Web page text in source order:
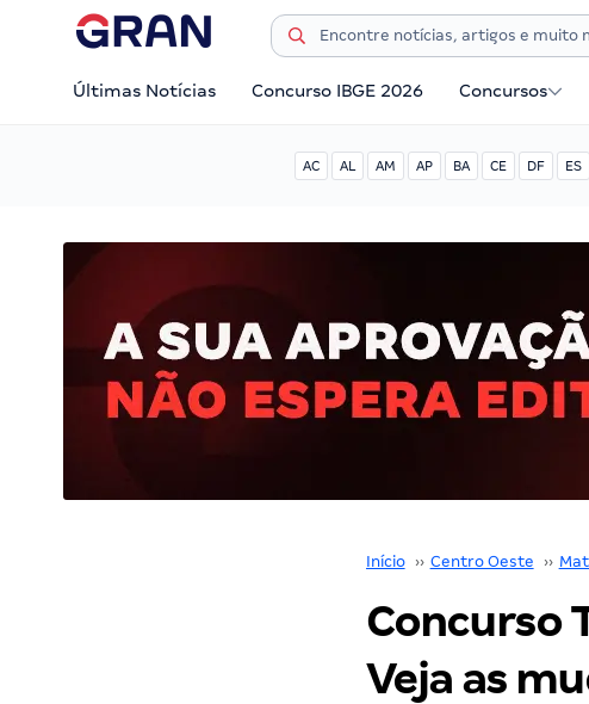
Últimas Notícias Concurso IBGE 2026 Concursos
AC AL AM AP BA CE DF ES
Início ›› Centro Oeste ››
Concurso
Veja as